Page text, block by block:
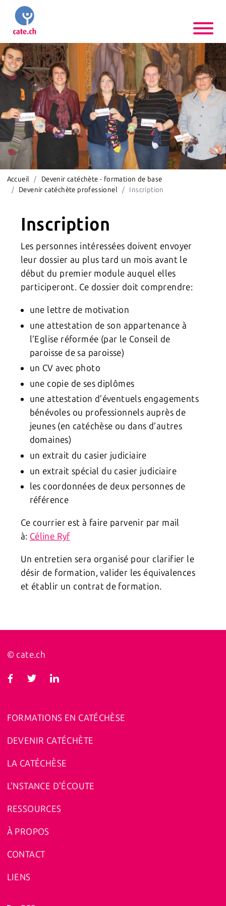
Accueil
Devenir catéchète - formation de base
Devenir catéchète professionel
Inscription
Inscription
Les personnes intéressées doivent envoyer
leur dossier au plus tard un mois avant le
début du premier module auquel elles
participeront. Ce dossier doit comprendre:
une lettre de motivation
une attestation de son appartenance à
l’Eglise réformée (par le Conseil de
paroisse de sa paroisse)
un CV avec photo
une copie de ses diplômes
une attestation d’éventuels engagements
bénévoles ou professionnels auprès de
jeunes (en catéchèse ou dans d’autres
domaines)
un extrait du casier judiciaire
un extrait spécial du casier judiciaire
les coordonnées de deux personnes de
référence
Ce courrier est à faire parvenir par mail
à: Céline Ryf
Un entretien sera organisé pour clarifier le
désir de formation, valider les équivalences
et établir un contrat de formation.
© cate.ch
FORMATIONS EN CATÉCHÈSE
DEVENIR CATÉCHÈTE
LA CATÉCHÈSE
L'NSTANCE D'ÉCOUTE
RESSOURCES
À PROPOS
CONTACT
LIENS